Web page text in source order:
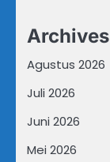
Archives
Agustus 2026
Juli 2026
Juni 2026
Mei 2026